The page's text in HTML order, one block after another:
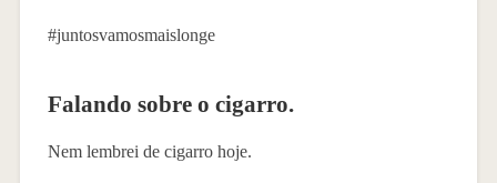
#juntosvamosmaislonge
Falando sobre o cigarro.
Nem lembrei de cigarro hoje.